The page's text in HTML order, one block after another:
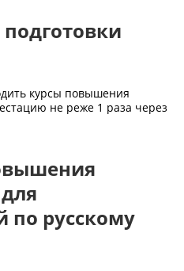
курсы повышения
не реже 1 раза через
по русскому